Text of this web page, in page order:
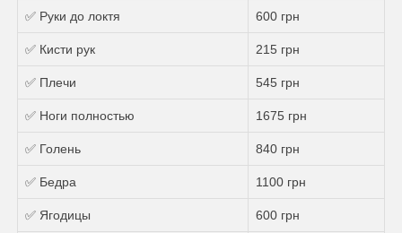
✅ Руки до локтя 600 грн
✅ Кисти рук 215 грн
✅ Плечи 545 грн
✅ Ноги полностью 1675 грн
✅ Голень 840 грн
✅ Бедра 1100 грн
✅ Ягодицы 600 грн